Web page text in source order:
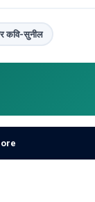
कवि-सुनील